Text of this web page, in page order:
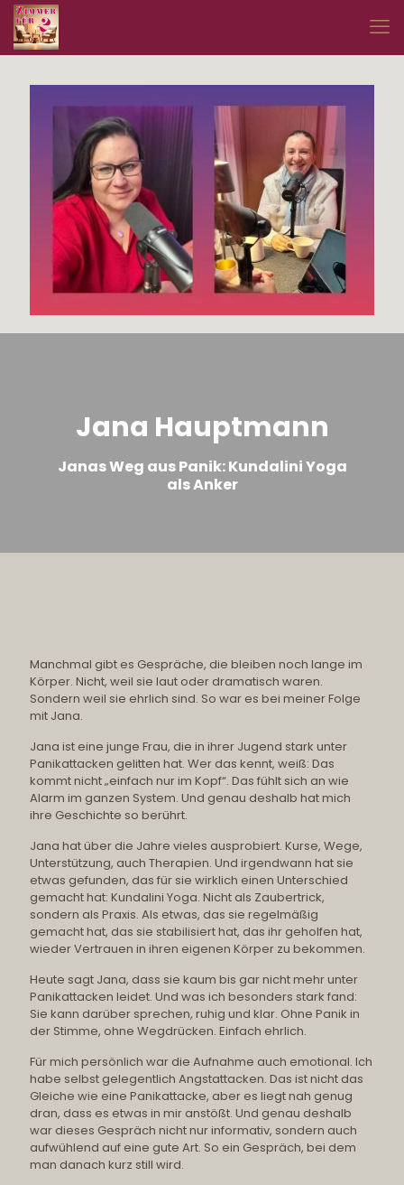
Jana Hauptmann
Janas Weg aus Panik: Kundalini Yoga
als Anker
Manchmal gibt es Gespräche, die bleiben noch lange im
Körper. Nicht, weil sie laut oder dramatisch waren.
Sondern weil sie ehrlich sind. So war es bei meiner Folge
mit Jana.
Jana ist eine junge Frau, die in ihrer Jugend stark unter
Panikattacken gelitten hat. Wer das kennt, weiß: Das
kommt nicht „einfach nur im Kopf“. Das fühlt sich an wie
Alarm im ganzen System. Und genau deshalb hat mich
ihre Geschichte so berührt.
Jana hat über die Jahre vieles ausprobiert. Kurse, Wege,
Unterstützung, auch Therapien. Und irgendwann hat sie
etwas gefunden, das für sie wirklich einen Unterschied
gemacht hat: Kundalini Yoga. Nicht als Zaubertrick,
sondern als Praxis. Als etwas, das sie regelmäßig
gemacht hat, das sie stabilisiert hat, das ihr geholfen hat,
wieder Vertrauen in ihren eigenen Körper zu bekommen.
Heute sagt Jana, dass sie kaum bis gar nicht mehr unter
Panikattacken leidet. Und was ich besonders stark fand:
Sie kann darüber sprechen, ruhig und klar. Ohne Panik in
der Stimme, ohne Wegdrücken. Einfach ehrlich.
Für mich persönlich war die Aufnahme auch emotional. Ich
habe selbst gelegentlich Angstattacken. Das ist nicht das
Gleiche wie eine Panikattacke, aber es liegt nah genug
dran, dass es etwas in mir anstößt. Und genau deshalb
war dieses Gespräch nicht nur informativ, sondern auch
aufwühlend auf eine gute Art. So ein Gespräch, bei dem
man danach kurz still wird.